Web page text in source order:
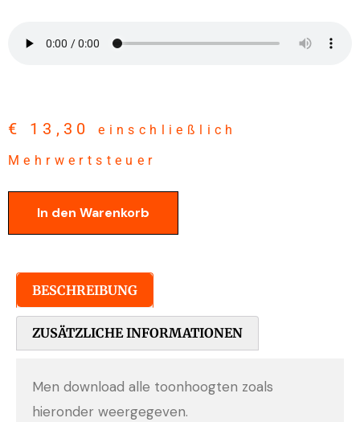
€ 13,30
einschließlich
Mehrwertsteuer
In den Warenkorb
BESCHREIBUNG
ZUSÄTZLICHE INFORMATIONEN
Men download alle toonhoogten zoals
hieronder weergegeven.